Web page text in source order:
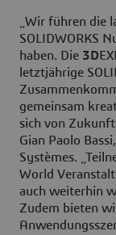
„Wir führen die
SOLIDWORKS
haben. Die 3D
letztjährige
gemeinsam
sich von
Gian Paolo
Systèmes.
World
auch weiterhin
Zudem bieten